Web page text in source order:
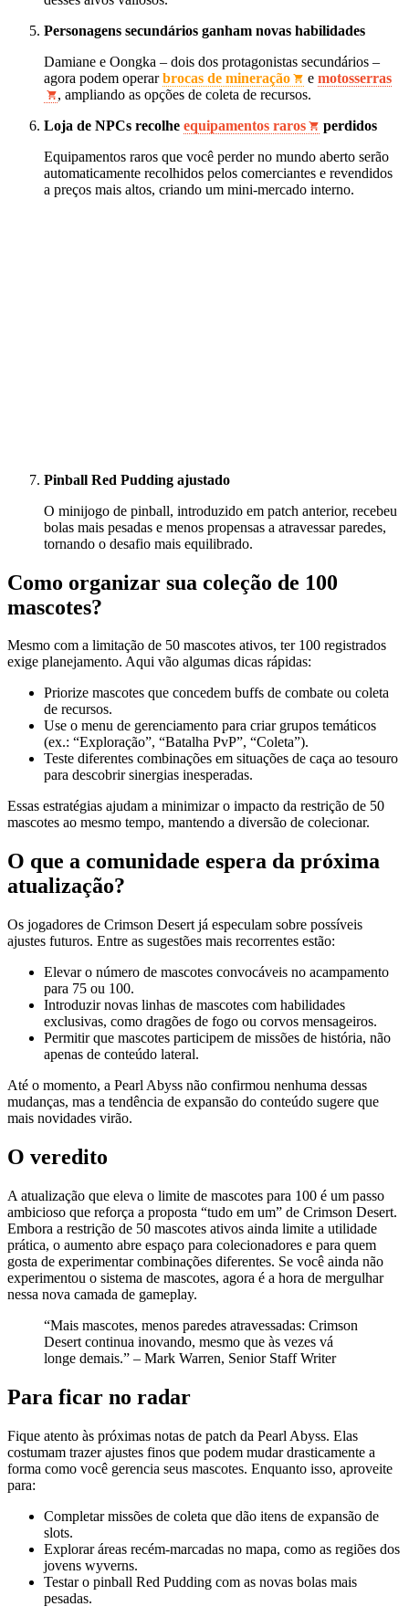
Personagens secundários ganham novas habilidades
Damiane e Oongka – dois dos protagonistas secundários –
agora podem operarbrocas de mineração e motosserras
, ampliando as opções de coleta de recursos.
Loja de NPCs recolhe equipamentos raros
perdidos
Equipamentos raros que você perder no mundo aberto serão
automaticamente recolhidos pelos comerciantes e revendidos
a preços mais altos, criando um mini‑mercado interno.
Pinball Red Pudding ajustado
O minijogo de pinball, introduzido em patch anterior, recebeu
bolas mais pesadas e menos propensas a atravessar paredes,
tornando o desafio mais equilibrado.
Como organizar sua coleção de 100
mascotes?
Mesmo com a limitação de 50 mascotes ativos, ter 100 registrados
exige planejamento. Aqui vão algumas dicas rápidas:
Priorize mascotes que concedem buffs de combate ou coleta
de recursos.
Use o menu de gerenciamento para criar grupos temáticos
(ex.: “Exploração”, “Batalha PvP”, “Coleta”).
Teste diferentes combinações em situações de caça ao tesouro
para descobrir sinergias inesperadas.
Essas estratégias ajudam a minimizar o impacto da restrição de 50
mascotes ao mesmo tempo, mantendo a diversão de colecionar.
O que a comunidade espera da próxima
atualização?
Os jogadores de Crimson Desert já especulam sobre possíveis
ajustes futuros. Entre as sugestões mais recorrentes estão:
Elevar o número de mascotes convocáveis no acampamento
para 75 ou 100.
Introduzir novas linhas de mascotes com habilidades
exclusivas, como dragões de fogo ou corvos mensageiros.
Permitir que mascotes participem de missões de história, não
apenas de conteúdo lateral.
Até o momento, a Pearl Abyss não confirmou nenhuma dessas
mudanças, mas a tendência de expansão do conteúdo sugere que
mais novidades virão.
O veredito
A atualização que eleva o limite de mascotes para 100 é um passo
ambicioso que reforça a proposta “tudo em um” de Crimson Desert.
Embora a restrição de 50 mascotes ativos ainda limite a utilidade
prática, o aumento abre espaço para colecionadores e para quem
gosta de experimentar combinações diferentes. Se você ainda não
experimentou o sistema de mascotes, agora é a hora de mergulhar
nessa nova camada de gameplay.
“Mais mascotes, menos paredes atravessadas: Crimson
Desert continua inovando, mesmo que às vezes vá
longe demais.” – Mark Warren, Senior Staff Writer
Para ficar no radar
Fique atento às próximas notas de patch da Pearl Abyss. Elas
costumam trazer ajustes finos que podem mudar drasticamente a
forma como você gerencia seus mascotes. Enquanto isso, aproveite
para:
Completar missões de coleta que dão itens de expansão de
slots.
Explorar áreas recém‑marcadas no mapa, como as regiões dos
jovens wyverns.
Testar o pinball Red Pudding com as novas bolas mais
pesadas.